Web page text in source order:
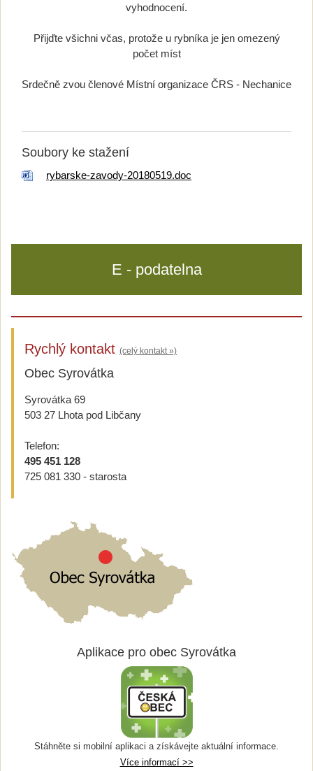
vyhodnocení.
Přijďte všichni včas, protože u rybníka je jen omezený
počet míst
Srdečně zvou členové Místní organizace ČRS - Nechanice
Soubory ke stažení
rybarske-zavody-20180519.doc
E - podatelna
Rychlý kontakt (celý kontakt »)
Obec Syrovátka
Syrovátka 69
503 27 Lhota pod Libčany
Telefon:
495 451 128
725 081 330 - starosta
Aplikace pro obec Syrovátka
Stáhněte si mobilní aplikaci a získávejte aktuální informace.
Více informací >>